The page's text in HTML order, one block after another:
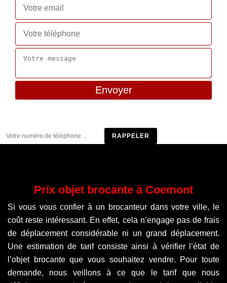
Prix objet brocante à Coemont
Si vous vous confier à un brocanteur dans votre ville, le
coût reste intéressant. En effet, cela n’engage pas de frais
de déplacement considérable ni un grand déplacement.
Une estimation de tarif consiste ainsi à vérifier l’état de
l’objet brocante que vous souhaitez vendre. Pour toute
demande, nous veillons à ce que le tarif que nous